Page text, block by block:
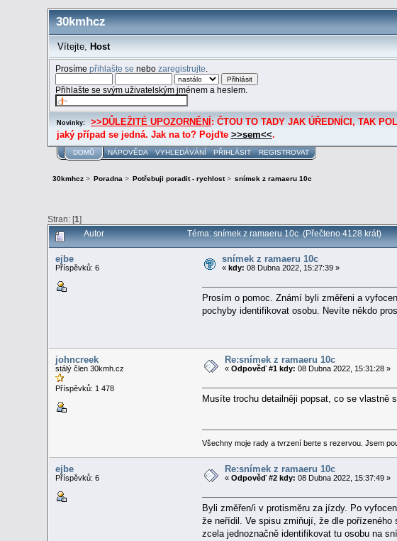
30kmhcz
Vítejte, Host
Prosímepřihlašte se nebozaregistrujte
Přihlašte se svým uživatelským jménem a heslem.
Novinky: >>DŮLEŽITÉ UPOZORNĚNÍ : ČTOU TO TADY JAK ÚŘEDNÍCI, TAK
jaký případ se jedná. Jak na to? Pojďte >>sem<<.
DOMŮ NÁPOVĚDA VYHLEDÁVÁNÍ PŘIHLÁSIT REGISTROVAT
30kmhcz> Poradna> Potřebuji poradit - rychlost> snímek z ramaeru 10c
Stran: [1]
Autor Téma: snímek z ramaeru 10c (Přečteno 4128 krát)
ejbe
Příspěvků: 6
snímek z ramaeru 10c
« kdy: 08 Dubna 2022, 15:27:39 »
Prosím o pomoc. Známí byli změřeni a
pochyby identifikovat osobu. Nevíte někdo
johncreek
stálý člen 30kmh.cz
Příspěvků: 1 478
Re:snímek z ramaeru 10c
«Odpověď #1 kdy: 08 Dubna 2022, 15:31:28 »
Musíte trochu detailněji popsat, co se vlastně
Všechny moje rady a tvrzení berte s rezervou. Jsem
ejbe
Příspěvků: 6
Re:snímek z ramaeru 10c
«Odpověď #2 kdy: 08 Dubna 2022, 15:37:49 »
Byli změřen/i v protisměru za jízdy. Po
že neřídil. Ve spisu zmiňují, že dle
zcela jednoznačně identifikovat tu osobu na